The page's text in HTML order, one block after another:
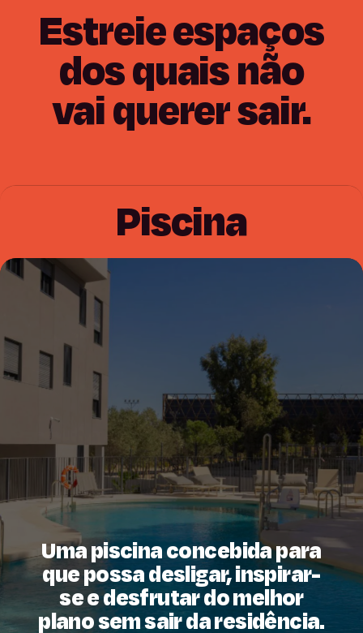
Estreieespaços
dosquaisnão
vaiquerersair.
Piscina
Uma piscina concebida para
que possa desligar, inspirar-
se e desfrutar do melhor
plano sem sair da residência.